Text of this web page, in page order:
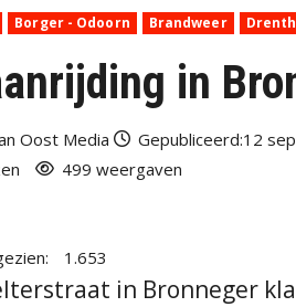
Borger - Odoorn Brandweer
in
Oost Media
Gepubliceerd:12
499 weergaven
1.653
in Bronneger